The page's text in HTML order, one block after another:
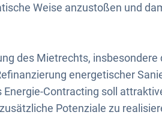
Weise anzustoßen und
des Mietrechts, insbesondere
energetischer
Contracting soll
Potenziale zu